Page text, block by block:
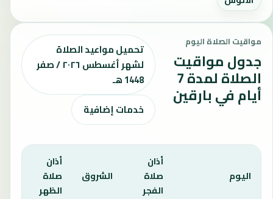
مواقيت الصلاة اليوم
جدول مواقيت
الصلاة لمدة 7
أيام في بارقين
تحميل مواعيد الصلاة
لشهر أغسطس ٢٠٢٦ / صفر
1448 هـ
خدمات إضافية
اليوم
أذان
صلاة
الفجر
الشروق
أذان
صلاة
الظهر